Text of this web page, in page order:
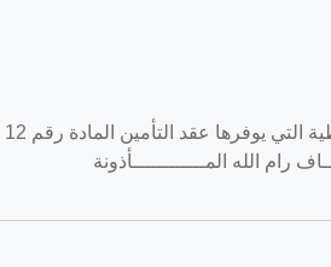
رام الله المــــــــــــأذونة